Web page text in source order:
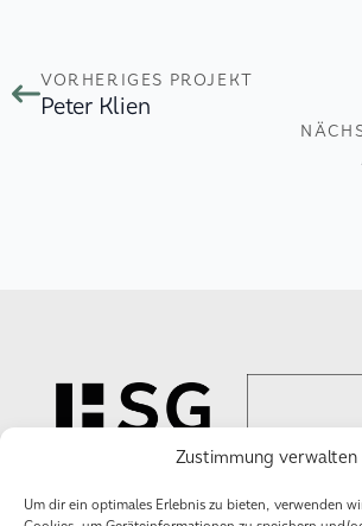
Zustimmung verwalten
Um dir ein optimales Erlebnis zu bieten, verwenden
VORHERIGES PROJEKT
Peter Klien